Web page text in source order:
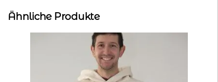
Ähnliche Produkte